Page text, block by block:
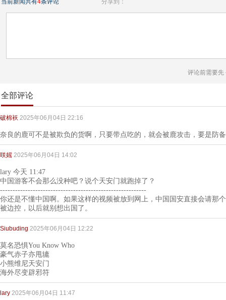
评论前需要先
全部评论
破棉袄 2025年06月04日 22:16
奈良的鹿可不是被欺负的货啊，只要带点吃的，就会被鹿攻击，要是防
咲媱 2025年06月04日 14:02
lary 今天 11:47
中国游客不会那么没种吧？说个天安门就跑掉了？
----------------------------------------------------------
你还是不懂中国啊。如果这样的视频被放到网上，中国国安直接会请那
被边控，以后就别想出国了。
Siubuding 2025年06月04日 12:22
莫名恐惧You Know Who
豪气赤子亦甩辘
小熊维尼天安门
海外尽变辟邪符
lary 2025年06月04日 11:47